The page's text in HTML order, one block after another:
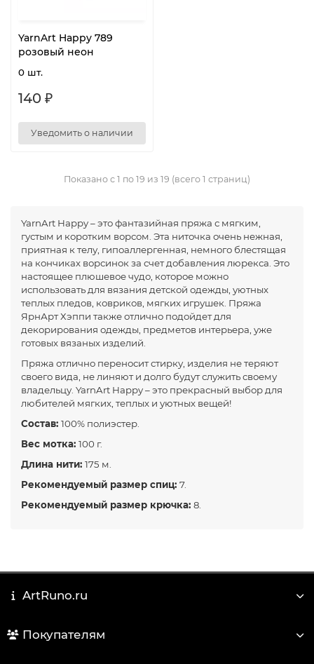
YarnArt Happy 789
розовый неон
0 шт.
140 ₽
Уведомить о наличии
Показано с 1 по 19 из 19 (всего 1 страниц)
YarnArt Happy – это фантазийная пряжа с мягким,
густым и коротким ворсом. Эта ниточка очень нежная,
приятная к телу, гипоаллергенная, немного блестящая
на кончиках ворсинок за счет добавления люрекса. Это
настоящее плюшевое чудо, которое можно
использовать для вязания детской одежды, уютных
теплых пледов, ковриков, мягких игрушек. Пряжа
ЯрнАрт Хэппи также отлично подойдет для
декорирования одежды, предметов интерьера, уже
готовых вязаных изделий.
Пряжа отлично переносит стирку, изделия не теряют
своего вида, не линяют и долго будут служить своему
владельцу. YarnArt Happy – это прекрасный выбор для
любителей мягких, теплых и уютных вещей!
Состав: 100% полиэстер.
Вес мотка: 100 г.
Длина нити: 175 м.
Рекомендуемый размер спиц: 7.
Рекомендуемый размер крючка: 8.
ArtRuno.ru
Покупателям